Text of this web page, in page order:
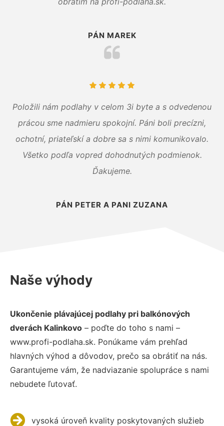
PÁN MAREK
Položili nám podlahy v celom 3i byte a s odvedenou
prácou sme nadmieru spokojní. Páni boli precízni,
ochotní, priateľskí a dobre sa s nimi komunikovalo.
Všetko podľa vopred dohodnutých podmienok.
Ďakujeme.
PÁN PETER A PANI ZUZANA
Naše výhody
Ukončenie plávajúcej podlahy pri balkónových
dverách Kalinkovo – poďte do toho s nami –
www.profi-podlaha.sk. Ponúkame vám prehľad
hlavných výhod a dôvodov, prečo sa obrátiť na nás.
Garantujeme vám, že nadviazanie spolupráce s nami
nebudete ľutovať.
vysoká úroveň kvality poskytovaných služieb